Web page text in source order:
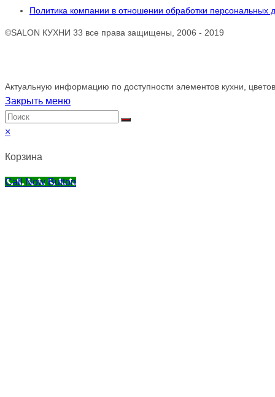
Политика компании в отношении обработки персональных
©SALON КУХНИ 33 все права защищены, 2006 - 2019
Актуальную информацию по доступности элементов кухни,
Закрыть меню
×
Корзина
Call Now Button